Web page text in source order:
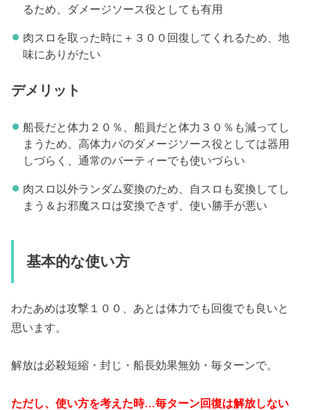
るため、ダメージソース役としても有用
肉スロを取った時に＋３００回復してくれるため、地
味にありがたい
デメリット
船長だと体力２０％、船員だと体力３０％も減ってし
まうため、高体力パのダメージソース役としては器用
しづらく、通常のパーティーでも使いづらい
肉スロ以外ランダム変換のため、自スロも変換してし
まう＆お邪魔スロは変換できず、使い勝手が悪い
基本的な使い方
わたあめは攻撃１００、あとは体力でも回復でも良いと
思います。
解放は必殺短縮・封じ・船長効果無効・毎ターンで。
ただし、使い方を考えた時…毎ターン回復は解放しない